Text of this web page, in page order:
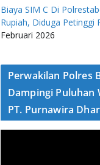
Biaya SIM C Di
Rupiah, Diduga Petinggi
Februari 2026
Perwakilan Polres
Dampingi Puluhan
PT. Purnawira